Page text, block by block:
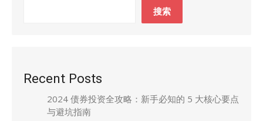
搜索
Recent Posts
2024 债券投资全攻略：新手必知的 5 大核心要点
与避坑指南